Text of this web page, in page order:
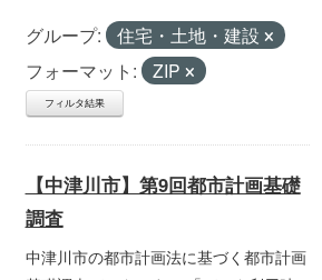
グループ:
住宅・土地・建設
フォーマット:
ZIP
フィルタ結果
【中津川市】第9回都市計画基礎
調査
中津川市の都市計画法に基づく都市計画